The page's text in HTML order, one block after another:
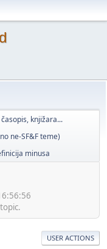
knjižara...
ne-SF&F teme)
minusa
USER ACTIONS